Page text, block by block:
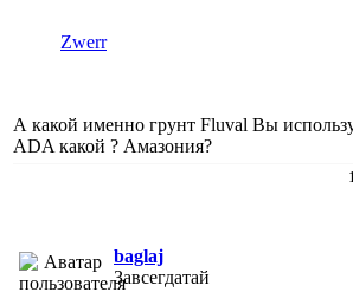
Zwerr
А какой именно грунт Fluval Вы
ADA какой ? Амазония?
baglaj
Завсегдатай